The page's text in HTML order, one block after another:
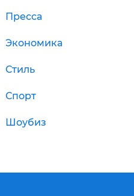
Пресса
Экономика
Стиль
Спорт
Шоубиз